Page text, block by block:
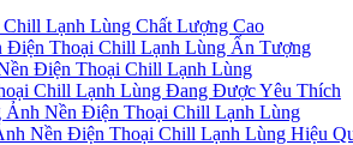
Lạnh Lùng Chất Lượng Cao
Điện Thoại Chill Lạnh Lùng Ấn Tượng
Điện Thoại Chill Lạnh Lùng
Chill Lạnh Lùng Đang Được Yêu Thích
Nền Điện Thoại Chill Lạnh Lùng
Nền Điện Thoại Chill Lạnh Lùng Hiệu